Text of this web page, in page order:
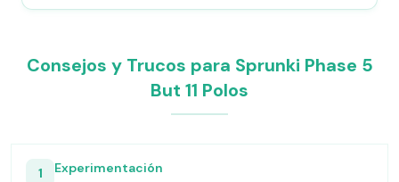
Consejos y Trucos para Sprunki Phase 5
But 11 Polos
1
Experimentación